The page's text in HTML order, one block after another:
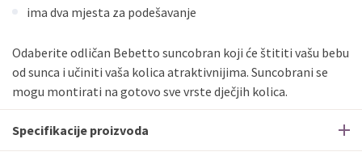
ima dva mjesta za podešavanje
Odaberite odličan Bebetto suncobran koji će štititi vašu bebu
od sunca i učiniti vaša kolica atraktivnijima. Suncobrani se
mogu montirati na gotovo sve vrste dječjih kolica.
Specifikacije proizvoda